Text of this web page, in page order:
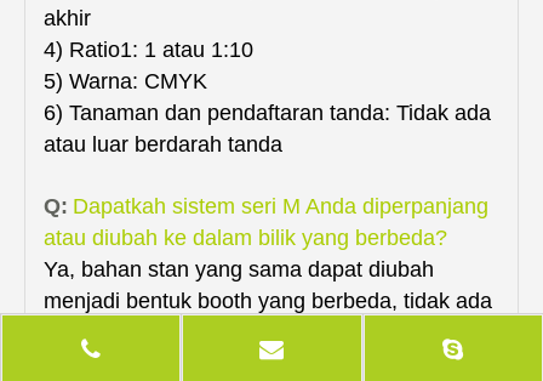
akhir
4) Ratio1: 1 atau 1:10
5) Warna: CMYK
6) Tanaman dan pendaftaran tanda: Tidak ada
atau luar berdarah tanda
Q: Dapatkah sistem seri M Anda diperpanjang
atau diubah ke dalam bilik yang berbeda?
Ya, bahan stan yang sama dapat diubah
menjadi bentuk booth yang berbeda, tidak ada
limbah dan tidak ada pemotongan.